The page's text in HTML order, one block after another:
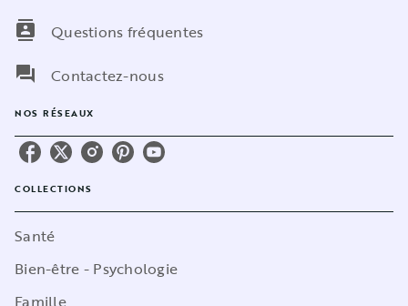
contacts
Questions fréquentes
question_answer
Contactez-nous
NOS RÉSEAUX
COLLECTIONS
Santé
Bien-être - Psychologie
Famille